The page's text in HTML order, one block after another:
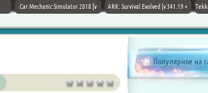
Car Mechanic Simulator 2018 [v
ARK: Survival Evolved [v 341.19 +
Популярное на